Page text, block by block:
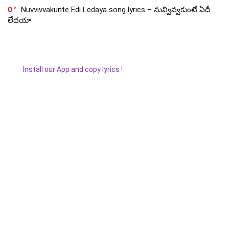
0
Nuvvivvakunte Edi Ledaya song lyrics – నువ్వివ్వకుంటే ఏదీ
లేదయా
Install our App and copy lyrics !